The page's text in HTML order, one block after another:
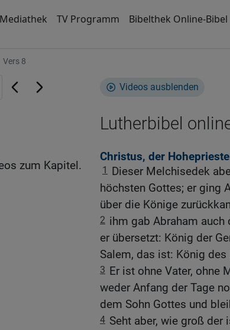
Mediathek TV Programm Bibelthek Online-Bibel
Vers 8
Videos ausblenden
Lutherbibel
Christus, der
1
Dieser Melchisedek
höchsten Gottes; er ging
über die Könige
2 ihm gab Abraham auch
er übersetzt: König der
Salem, das ist: König des
3 Er ist ohne Vater, ohne
weder Anfang der Tage
dem Sohn Gottes und
4 Seht aber, wie groß der
zum Kapitel.